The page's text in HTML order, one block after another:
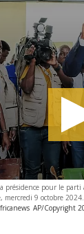
présidence pour le
9 octobre 2024.
AP/Copyright